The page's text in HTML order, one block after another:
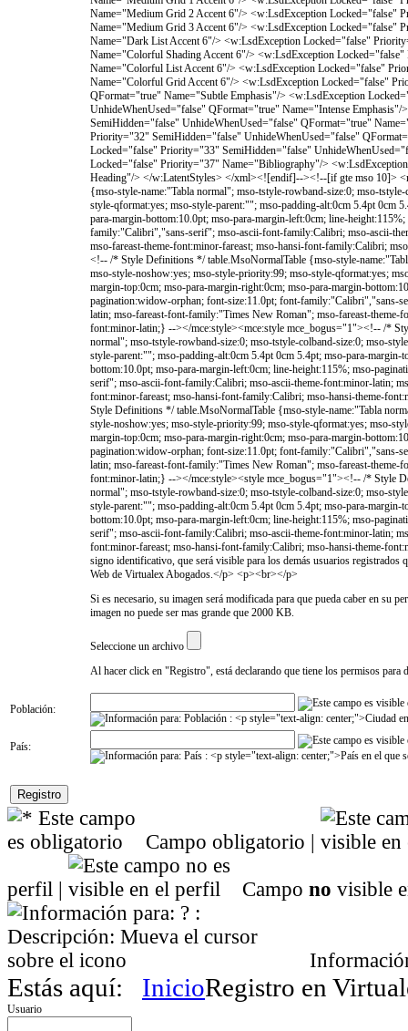
Si es necesario, su imagen será modificada para que pueda caber en su
imagen no puede ser mas grande que 2000 KB.
Seleccione un archivo
Al hacer click en "Registro", está declarando que tiene los permisos para
Población:
País:
Campo obligatorio |
perfil | Campo no visible
Estás aquí: InicioRegistro en
Usuario